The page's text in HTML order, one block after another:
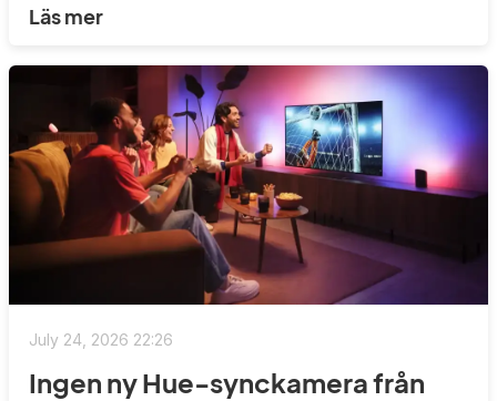
Läs mer
July 24, 2026 22:26
Ingen ny Hue-synckamera från